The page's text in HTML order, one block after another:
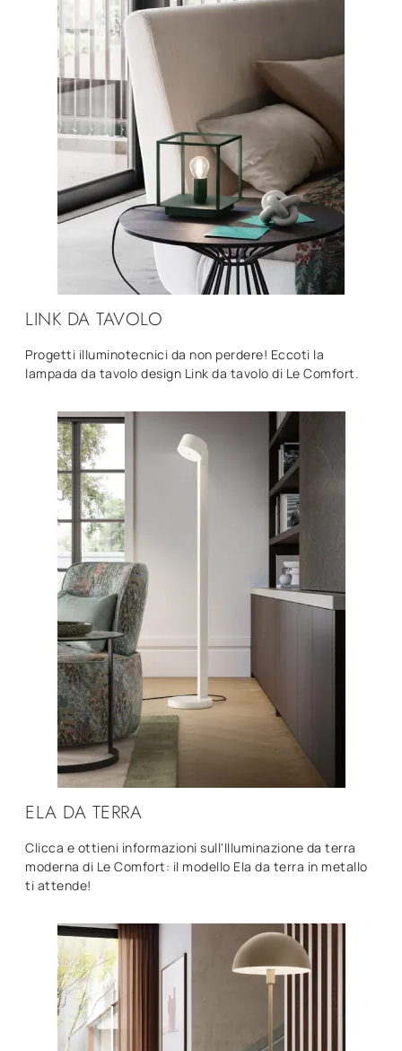
LINK DA TAVOLO
Progetti illuminotecnici da non perdere! Eccoti la
lampada da tavolo design Link da tavolo di Le Comfort.
ELA DA TERRA
Clicca e ottieni informazioni sull'Illuminazione da terra
moderna di Le Comfort: il modello Ela da terra in metallo
ti attende!